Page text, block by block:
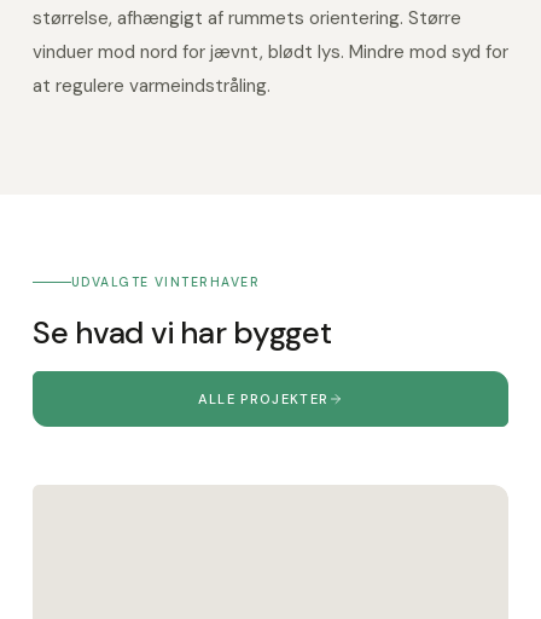
størrelse, afhængigt af rummets orientering. Større
vinduer mod nord for jævnt, blødt lys. Mindre mod syd for
at regulere varmeindstråling.
UDVALGTE VINTERHAVER
Se hvad vi har bygget
ALLE PROJEKTER